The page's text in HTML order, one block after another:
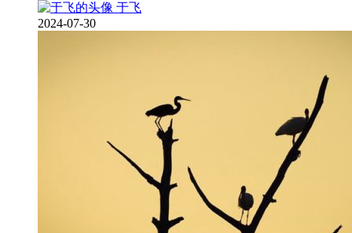
于飞
2024-07-30